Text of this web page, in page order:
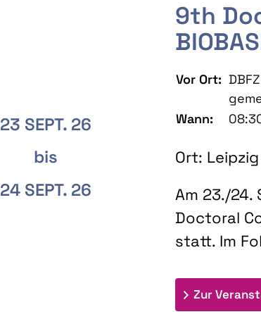
23 SEPT. 26
bis
24 SEPT. 26
9th
Vor Ort:
Wann:
Ort: Leipzig
Am 23./24.
Doctoral
statt. Im
Zur